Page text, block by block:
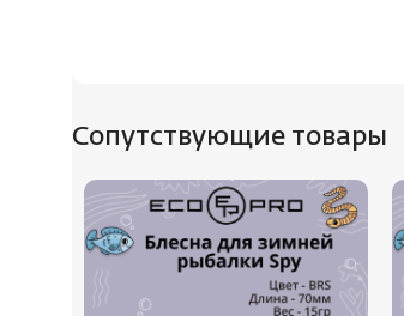
Сопутствующие товары